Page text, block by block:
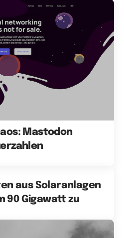
Mastodon
aus Solaranlagen
90 Gigawatt zu